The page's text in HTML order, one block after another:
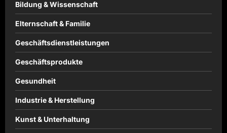
Bildung & Wissenschaft
Elternschaft & Familie
Geschäftsdienstleistungen
Geschäftsprodukte
Gesundheit
Industrie & Herstellung
Kunst & Unterhaltung